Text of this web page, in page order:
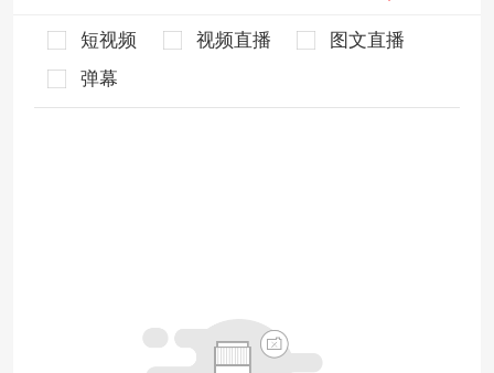
短视频 视频直播
图文直播
弹幕